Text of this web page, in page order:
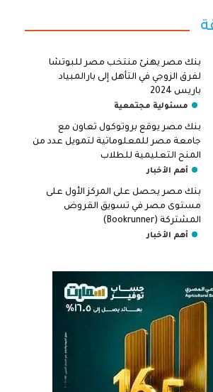
بنك مصر يهنئ منتخب مصر للبوتشا
لفرق الزوجي في التأهل إلى بارالمبياد
باريس 2024
مسئولية مجتمعية
بنك مصر يوقع بروتوكول تعاون مع
جامعة مصر للمعلوماتية لتمويل عدد من
المنح التعليمية للطلاب
أهم الأخبار
بنك مصر يحصل على المركز الأول على
مستوى مصر في تسويق القروض
المشتركة (Bookrunner)
أهم الأخبار